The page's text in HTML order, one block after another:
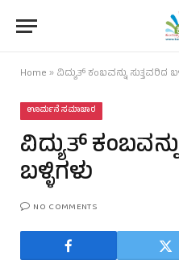
Home » ವಿದ್ಯುತ್ ಕಂಬವನ್ನು ಸುತ್ತವರಿದ
ಊರ್ಮನೆ ಸಮಾಚಾರ
ವಿದ್ಯುತ್
ಬಳ್ಳಿಗಳು
NO COMMENTS